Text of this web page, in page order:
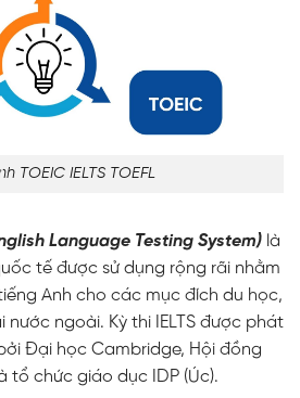
TOEIC IELTS TOEFL
Language Testing System) là
tế được sử dụng rộng rãi nhằm
Anh cho các mục đích du học,
nước ngoài. Kỳ thi IELTS được phát
Đại học Cambridge, Hội đồng
tổ chức giáo dục IDP (Úc).